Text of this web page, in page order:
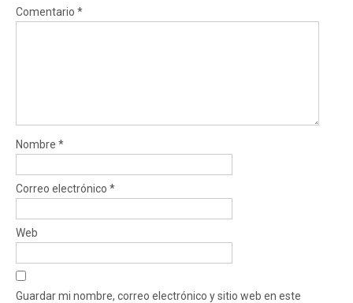
Comentario *
Nombre *
Correo electrónico *
Web
Guardar mi nombre, correo electrónico y sitio web en este